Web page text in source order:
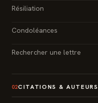
Résiliation
Condoléances
Rechercher une lettre
02CITATIONS & AUTEURS